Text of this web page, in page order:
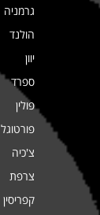
גרמניה
הולנד
יוון
ספרד
פולין
פורטוגל
צ'כיה
צרפת
קפריסין